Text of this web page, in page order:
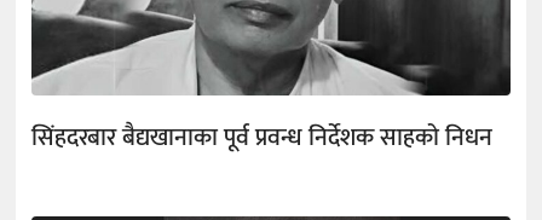
सिंहदरबार बैद्यखानाका पूर्व प्रवन्ध निर्देशक साहको निधन